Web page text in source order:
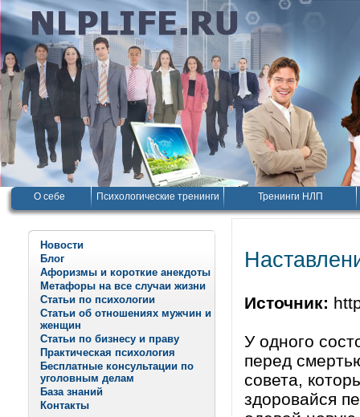
О себе Психологические тренинги Тренинги НЛП
Новости
Блог
Афоризмы и короткие анекдоты
Метафоры на все случаи жизни
Статьи по психологии
Статьи об отношениях мужчин и
женщин
Статьи по бизнесу и праву
Практическая психология
Бесплатные консультации по
уголовным делам
База знаний
Контакты
Источник:
У одного
перед
совета,
здоровайся